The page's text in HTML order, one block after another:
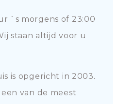
`s morgens of 23:00
staan altijd voor u
is opgericht in 2003.
van de meest